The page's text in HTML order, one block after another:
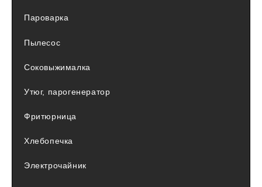
Пароварка
Пылесос
Соковыжималка
Утюг, парогенератор
Фритюрница
Хлебопечка
Электрочайник